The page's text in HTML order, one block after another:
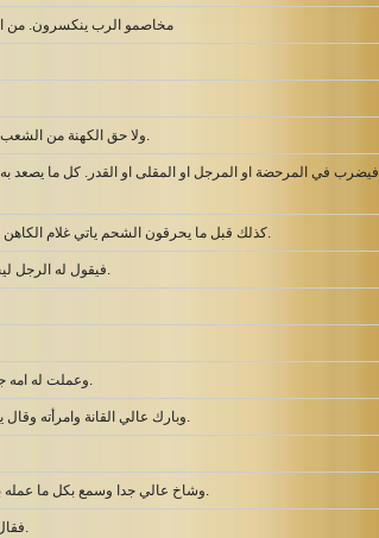
مخاصمو الرب ينكسرون. من
ولا حق الكهنة من الشعب. كلما ذبح رجل ذبيحة يجيء غلام الكاهن عند طبخ اللحم ومنشال ذو ثلاثة اسنان بيده.
فيضرب في المرحضة او المرجل او المقلى او القدر. كل ما يصعد به
كذلك قبل ما يحرقون الشحم ياتي غلام الكاهن ويقول للرجل الذابح اعط لحما ليشوى للكاهن. فانه لا ياخذ منك لحما مطبوخا بل نيئا.
فيقول له الرجل ليحرقوا اولا الشحم ثم خذ ما تشتهيه نفسك. فيقول له لا بل الآن تعطي والا فآخذ غصبا.
وعملت له امه جبة صغيرة واصعدتها له من سنة الى سنة عند صعودها مع رجلها لذبح الذبيحة السنوية.
وبارك عالي القانة وامرأته وقال يجعل لك الرب نسلا من هذه المرأة بدل العارية التي اعارت للرب. وذهبا الى مكانهما.
وشاخ عالي جدا وسمع بكل ما عمله بنوه بجميع اسرائيل وبانهم كانوا يضاجعون النساء المجتمعات في باب خيمة الاجتماع.
فقال لهم لماذا تعملون مثل هذه الامور. لاني اسمع باموركم الخبيثة من جميع هذا الشعب.